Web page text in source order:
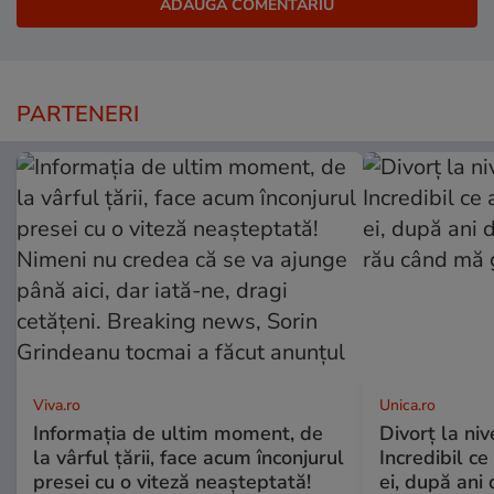
PARTENERI
Viva.ro
Informația de ultim moment, de
la vârful țării, face acum înconjurul
presei cu o viteză neașteptată!
Unica.ro
Divorț la
Incredibil
ei, după ani